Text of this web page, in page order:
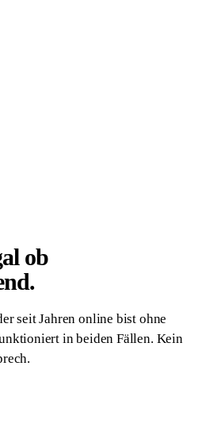
ob
seit Jahren online bist ohne
in beiden Fällen. Kein